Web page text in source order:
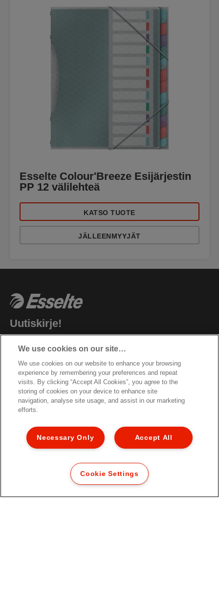
Esselte Colour'Breeze Esijärjestin
PP 12 välilehteä
KATSO TUOTE
JÄLLEENMYYJÄT
Uutiskirje!
Pysy ajantasalla Esselte tapahtumista, uusista
tuotteista ja erikoistarjouksista. Saat tíedot suoraan
sähköpostiisi!
REKISTERÖIDY NYT
Evästeet
Oikeudellinen huomautus
Asiakastuki
We use cookies on our site…
We use cookies on our website to enhance your browsing
experience by remembering your preferences and repeat
visits. By clicking “Accept All Cookies”, you agree to the
storing of cookies on your device to enhance site
navigation, analyse site usage, and assist in our marketing
efforts.
Accept All
Necessary Only
Cookie Settings